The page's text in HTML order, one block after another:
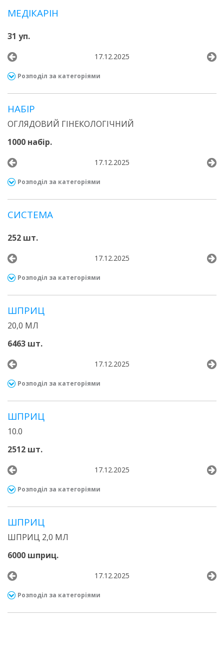
МЕДІКАРІН
31 уп.
17.12.2025
Розподіл за категоріями
НАБІР
ОГЛЯДОВИЙ ГІНЕКОЛОГІЧНИЙ
1000 набір.
17.12.2025
Розподіл за категоріями
СИСТЕМА
252 шт.
17.12.2025
Розподіл за категоріями
ШПРИЦ
20,0 МЛ
6463 шт.
17.12.2025
Розподіл за категоріями
ШПРИЦ
10.0
2512 шт.
17.12.2025
Розподіл за категоріями
ШПРИЦ
ШПРИЦ 2,0 МЛ
6000 шприц.
17.12.2025
Розподіл за категоріями